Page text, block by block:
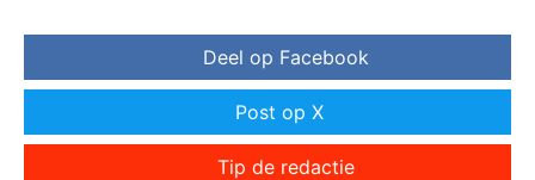
Deel op Facebook
Post op X
Tip de redactie